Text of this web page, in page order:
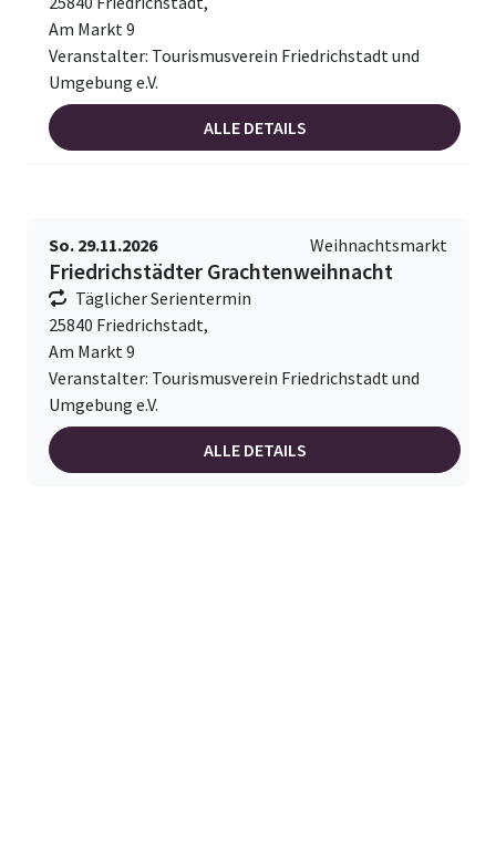
Am Markt 9
Veranstalter: Tourismusverein Friedrichstadt und
Umgebung e.V.
ALLE DETAILS
So. 29.11.2026 Weihnachtsmarkt
Friedrichstädter Grachtenweihnacht
Täglicher Serientermin
25840 Friedrichstadt,
Am Markt 9
Veranstalter: Tourismusverein Friedrichstadt und
Umgebung e.V.
ALLE DETAILS